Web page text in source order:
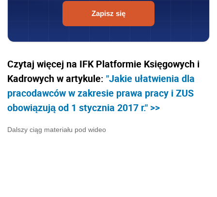
Zapisz się
Czytaj więcej na IFK Platformie Księgowych i
Kadrowych w artykule: "Jakie ułatwienia dla
pracodawców w zakresie prawa pracy i ZUS
obowiązują od 1 stycznia 2017 r." >>
Dalszy ciąg materiału pod wideo